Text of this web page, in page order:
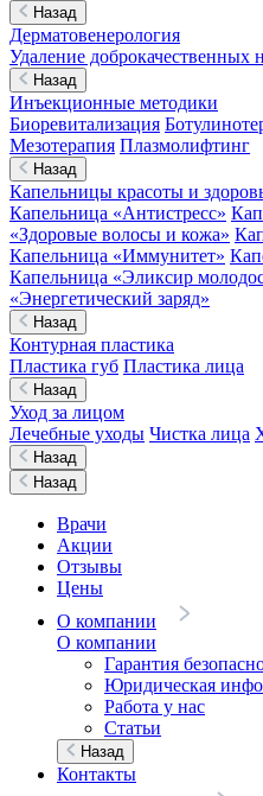
Назад
Дерматовенерология
Удаление доброкачественных
Назад
Инъекционные методики
Биоревитализация
Мезотерапия Плазмолифтинг
Назад
Капельницы красоты и
Капельница «Антистресс»
«Здоровые волосы и кожа»
Капельница «Иммунитет»
Капельница «Эликсир
«Энергетический заряд»
Назад
Контурная пластика
Пластика губ Пластика лица
Назад
Уход за лицом
Лечебные уходы Чистка лица
Назад
Назад
Врачи
Акции
Отзывы
Цены
О компании
О компании
Гарантия
Юридическая
Работа у нас
Статьи
Назад
Контакты